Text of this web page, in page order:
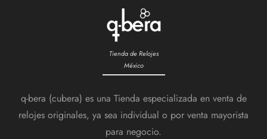
Tienda de Relojes
México
q-bera (cubera) es una Tienda especializada en venta de
relojes originales, ya sea individual o por venta mayorista
para negocio.